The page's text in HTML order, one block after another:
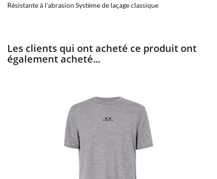
Résistante à l'abrasion Système de laçage classique
Les clients qui ont acheté ce produit ont
également acheté...